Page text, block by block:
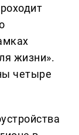
жизни».
четыре